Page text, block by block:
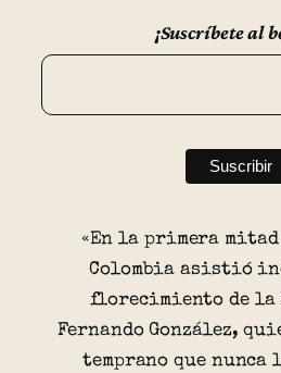
¡Suscríbete al
«En la primera
Colombia asistió
florecimiento de
Fernando González,
temprano que nunca